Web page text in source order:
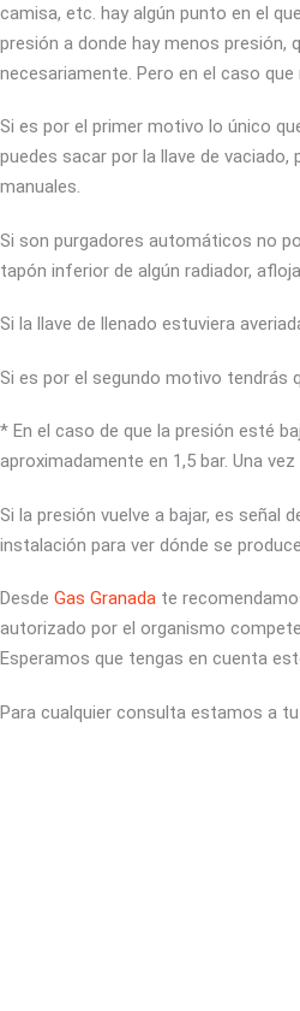
camisa, etc. hay algún punto en el
presión a donde hay menos
necesariamente. Pero en el caso
Si es por el primer motivo lo único
puedes sacar por la llave de
manuales.
Si son purgadores automáticos no
tapón inferior de algún radiador,
Si la llave de llenado estuviera
Si es por el segundo motivo tendrás
* En el caso de que la presión esté
aproximadamente en 1,5 bar. Una
Si la presión vuelve a bajar, es señal
instalación para ver dónde se
Desde Gas Granada te
autorizado por el organismo
Esperamos que tengas en cuenta
Para cualquier consulta estamos a